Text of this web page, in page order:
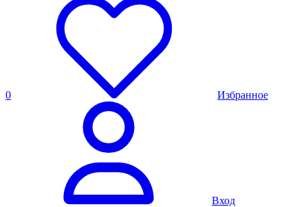
0 Избранное
Вход